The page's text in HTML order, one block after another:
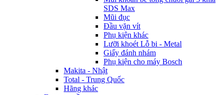
SDS Max
Mũi đục
Đầu vặn vít
Phụ kiện khác
Lưỡi khoét Lỗ bi - Metal
Giấy đánh nhám
Phụ kiện cho máy Bosch
Makita - Nhật
Total - Trung Quốc
Hãng khác